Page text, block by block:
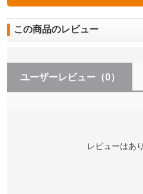
この商品のレビュー
ユーザーレビュー （0）
レビューはあ